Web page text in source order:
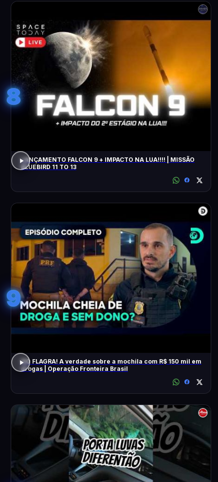
8
LANÇAMENTO FALCON 9 + IMPACTO NA LUA!!!! | MISSÃO
BLUEBIRD 11 TO 13
9
NO FLAGRA! A verdade sobre a mochila com R$ 150 mil em
drogas | Operação Fronteira Brasil